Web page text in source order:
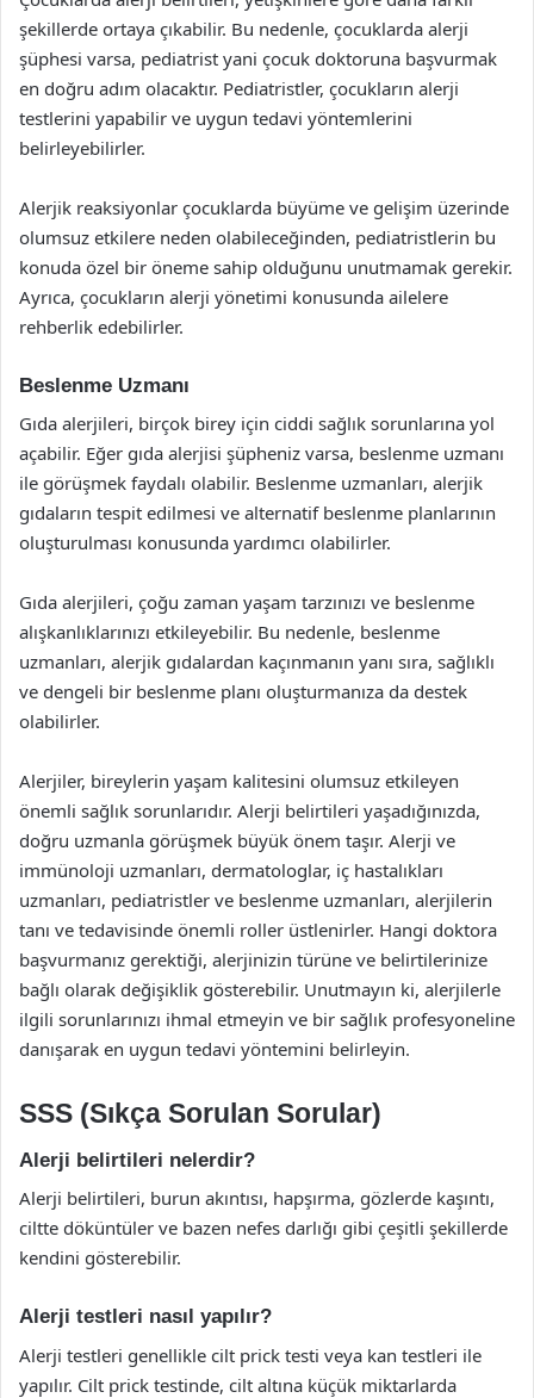
şekillerde ortaya çıkabilir. Bu nedenle, çocuklarda alerji
şüphesi varsa, pediatrist yani çocuk doktoruna başvurmak
en doğru adım olacaktır. Pediatristler, çocukların alerji
testlerini yapabilir ve uygun tedavi yöntemlerini
belirleyebilirler.
Alerjik reaksiyonlar çocuklarda büyüme ve gelişim üzerinde
olumsuz etkilere neden olabileceğinden, pediatristlerin bu
konuda özel bir öneme sahip olduğunu unutmamak gerekir.
Ayrıca, çocukların alerji yönetimi konusunda ailelere
rehberlik edebilirler.
Beslenme Uzmanı
Gıda alerjileri, birçok birey için ciddi sağlık sorunlarına yol
açabilir. Eğer gıda alerjisi şüpheniz varsa, beslenme uzmanı
ile görüşmek faydalı olabilir. Beslenme uzmanları, alerjik
gıdaların tespit edilmesi ve alternatif beslenme planlarının
oluşturulması konusunda yardımcı olabilirler.
Gıda alerjileri, çoğu zaman yaşam tarzınızı ve beslenme
alışkanlıklarınızı etkileyebilir. Bu nedenle, beslenme
uzmanları, alerjik gıdalardan kaçınmanın yanı sıra, sağlıklı
ve dengeli bir beslenme planı oluşturmanıza da destek
olabilirler.
Alerjiler, bireylerin yaşam kalitesini olumsuz etkileyen
önemli sağlık sorunlarıdır. Alerji belirtileri yaşadığınızda,
doğru uzmanla görüşmek büyük önem taşır. Alerji ve
immünoloji uzmanları, dermatologlar, iç hastalıkları
uzmanları, pediatristler ve beslenme uzmanları, alerjilerin
tanı ve tedavisinde önemli roller üstlenirler. Hangi doktora
başvurmanız gerektiği, alerjinizin türüne ve belirtilerinize
bağlı olarak değişiklik gösterebilir. Unutmayın ki, alerjilerle
ilgili sorunlarınızı ihmal etmeyin ve bir sağlık profesyoneline
danışarak en uygun tedavi yöntemini belirleyin.
SSS (Sıkça Sorulan Sorular)
Alerji belirtileri nelerdir?
Alerji belirtileri, burun akıntısı, hapşırma, gözlerde kaşıntı,
ciltte döküntüler ve bazen nefes darlığı gibi çeşitli şekillerde
kendini gösterebilir.
Alerji testleri nasıl yapılır?
Alerji testleri genellikle cilt prick testi veya kan testleri ile
yapılır. Cilt prick testinde, cilt altına küçük miktarlarda